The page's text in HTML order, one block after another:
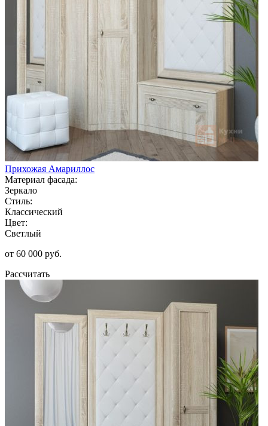
Прихожая Амариллос
Материал фасада:
Зеркало
Стиль:
Классический
Цвет:
Светлый
от 60 000 руб.
Рассчитать